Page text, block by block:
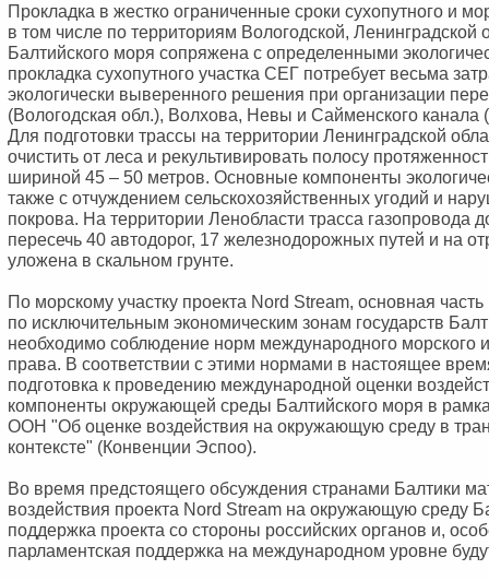
Прокладка в жестко ограниченные сроки сухопутного и
в том числе по территориям Вологодской, Ленинградской
Балтийского моря сопряжена с определенными
прокладка сухопутного участка СЕГ потребует весьма
экологически выверенного решения при организации
(Вологодская обл.), Волхова, Невы и Сайменского канала
Для подготовки трассы на территории Ленинградской
очистить от леса и рекультивировать полосу
шириной 45 – 50 метров. Основные компоненты
также с отчуждением сельскохозяйственных угодий и
покрова. На территории Ленобласти трасса газопровода
пересечь 40 автодорог, 17 железнодорожных путей и на
уложена в скальном грунте.
По морскому участку проекта Nord Stream, основная часть
по исключительным экономическим зонам государств
необходимо соблюдение норм международного морского и
права. В соответствии с этими нормами в настоящее
подготовка к проведению международной оценки
компоненты окружающей среды Балтийского моря в
ООН "Об оценке воздействия на окружающую среду в
контексте" (Конвенции Эспоо).
Во время предстоящего обсуждения странами Балтики
воздействия проекта Nord Stream на окружающую среду
поддержка проекта со стороны российских органов и,
парламентская поддержка на международном уровне